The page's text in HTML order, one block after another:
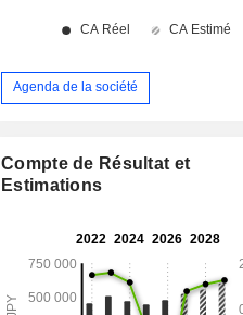
Agenda de la société
Compte de Résultat et
Estimations